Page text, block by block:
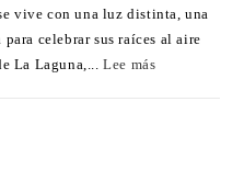
vive con una luz distinta, una
celebrar sus raíces al aire
La Laguna,...Lee más